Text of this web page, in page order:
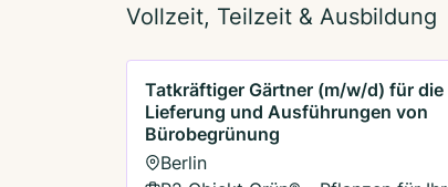
Vollzeit, Teilzeit & Ausbildung
Tatkräftiger Gärtner (m/w/d) für die
Lieferung und Ausführungen von
Bürobegrünung
Berlin